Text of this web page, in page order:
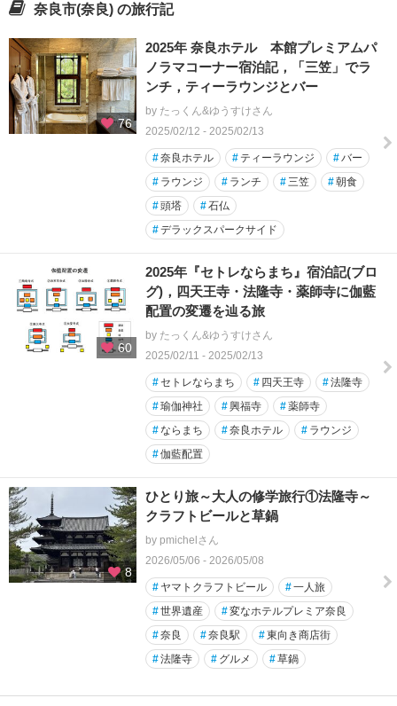
奈良市(奈良) の旅行記
76
2025年 奈良ホテル 本館プレミアムパ
ノラマコーナー宿泊記，「三笠」でラ
ンチ，ティーラウンジとバー
by たっくん&ゆうすけさん
2025/02/12 - 2025/02/13
#奈良ホテル # ティーラウンジ #バー
# ラウンジ # ランチ #三笠 #朝食
#頭塔 #石仏
#デラックスパークサイド
60
2025年『セトレならまち』宿泊記(ブロ
グ)，四天王寺・法隆寺・薬師寺に伽藍
配置の変遷を辿る旅
by たっくん&ゆうすけさん
2025/02/11 - 2025/02/13
#セトレならまち # 四天王寺 #法隆寺
#瑜伽神社 #興福寺 #薬師寺
#ならまち #奈良ホテル # ラウンジ
#伽藍配置
8
ひとり旅～大人の修学旅行①法隆寺～
クラフトビールと草鍋
by pmichelさん
2026/05/06 - 2026/05/08
# ヤマトクラフトビール #一人旅
#世界遺産 #変なホテルプレミア奈良
#奈良 #奈良駅 #東向き商店街
#法隆寺 # グルメ #草鍋